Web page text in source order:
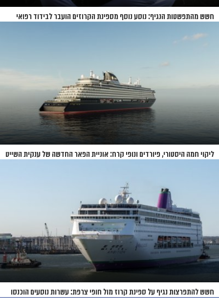
חשש מהתפשטות הנגיף: נוסע נוסף מספינת הקרוזים הועבר לבידוד רפואי
ליקוי חמה היסטורי, פיורדים ונופי קרח: אוניית הפאר החדשה של ענקית השייט
חשש להתפרצות נגיף על ספינת קרוז מול חופי צרפת: עשרות נוסעים הוכנסו